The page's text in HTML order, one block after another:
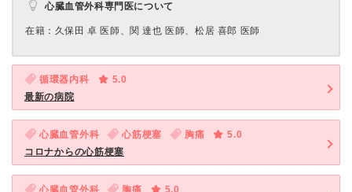
心臓血管外科専門医について
在籍：久保田 卓 医師、関 達也 医師、松居 喜郎 医師
循環器内科
5.0
最新の病院
心臓血管外科 心筋梗塞 胸痛
5.0
コロナからの心筋梗塞
心臓血管外科 胸痛
5.0